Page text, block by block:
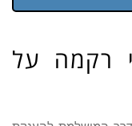
רקמה על